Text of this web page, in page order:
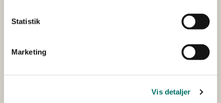
Statistik
Marketing
Vis detaljer
Udvalget for forsøgsdyr og alternativer